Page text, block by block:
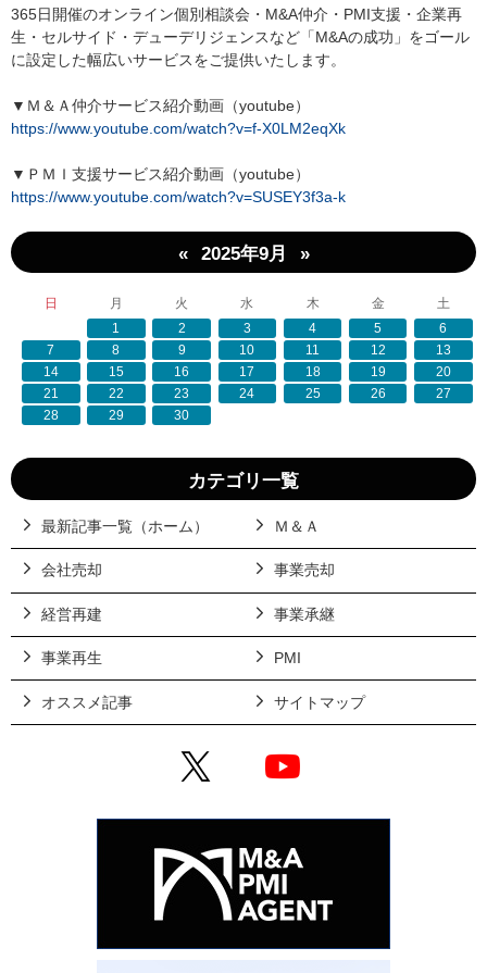
365日開催のオンライン個別相談会・M&A仲介・PMI支援・企業再
生・セルサイド・デューデリジェンスなど「M&Aの成功」をゴール
に設定した幅広いサービスをご提供いたします。
▼Ｍ＆Ａ仲介サービス紹介動画（youtube）
https://www.youtube.com/watch?v=f-X0LM2eqXk
▼ＰＭＩ支援サービス紹介動画（youtube）
https://www.youtube.com/watch?v=SUSEY3f3a-k
« 2025年9月 »
日 月 火 水 木 金
土
1
2 3 4 5
6
7
8 9 10 11 12
13
14
15 16 17 18 19
20
21
22 23 24 25 26
27
28
29 30
カテゴリ一覧
最新記事一覧（ホーム） Ｍ＆Ａ
会社売却 事業売却
経営再建 事業承継
事業再生 PMI
オススメ記事 サイトマップ
X